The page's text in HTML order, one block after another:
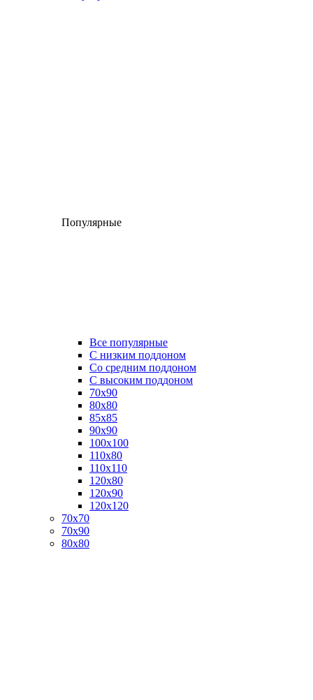
Популярные
Все популярные
C низким поддоном
Со средним поддоном
С высоким поддоном
70х90
80х80
85х85
90х90
100х100
110х80
110х110
120х80
120х90
120х120
70х70
70х90
80х80